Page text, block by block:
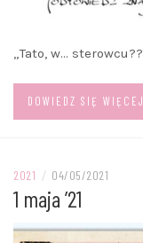
„Tato, w…
DOWIEDZ SIĘ WIĘCEJ
2021 / 04/05/2021
1 maja ’21